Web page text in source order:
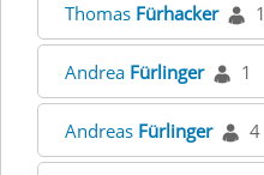
Thomas Fürhacker 1
Andrea Fürlinger 1
Andreas Fürlinger 4